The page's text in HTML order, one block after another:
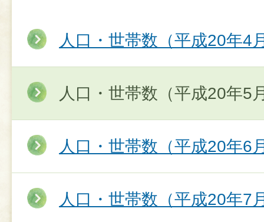
人口・世帯数（平成20年4
人口・世帯数（平成20年5
人口・世帯数（平成20年6
人口・世帯数（平成20年7